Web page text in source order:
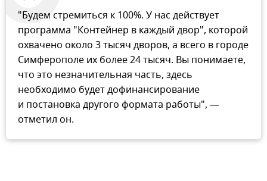
"Будем стремиться к 100%. У нас действует
программа "Контейнер в каждый двор", которой
охвачено около 3 тысяч дворов, а всего в городе
Симферополе их более 24 тысяч. Вы понимаете,
что это незначительная часть, здесь
необходимо будет дофинансирование
и постановка другого формата работы", —
отметил он.